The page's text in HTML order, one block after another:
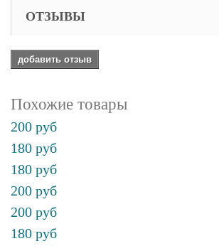
ОТЗЫВЫ
добавить отзыв
Похожие товары
200 руб
180 руб
180 руб
200 руб
200 руб
180 руб